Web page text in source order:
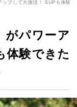
ップして大復活！ SUPも体験
がパワーア
体験できた